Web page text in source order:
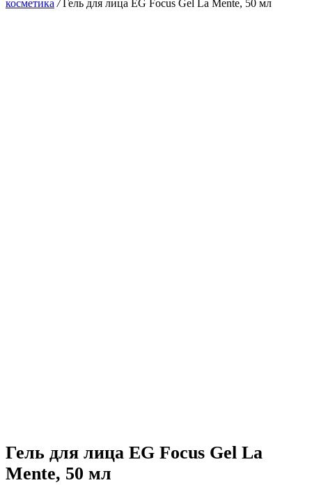
косметика / Гель для лица EG Focus Gel La Mente, 50 мл
Гель для лица EG Focus Gel La
Mente, 50 мл